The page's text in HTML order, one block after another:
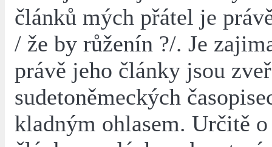
článků mých přátel je
/ že by růženín ?/. Je
právě jeho články jsou
sudetoněmeckých
kladným ohlasem. Určitě